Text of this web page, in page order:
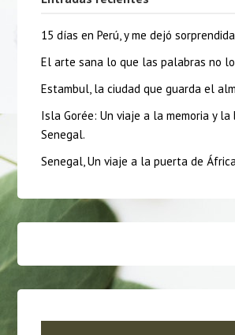
15 días en Perú, y me dejó
El arte sana lo que las palabras no
Estambul, la ciudad que guarda el
Isla Gorée: Un viaje a la memoria y
Senegal.
Senegal, Un viaje a la puerta de